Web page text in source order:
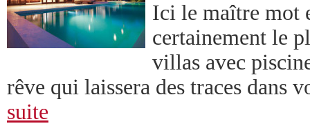
Ici le maître mot
certainement le
villas avec
rêve qui laissera des traces dans
suite